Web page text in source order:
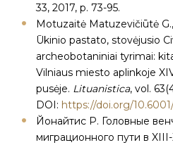
33, 2017, p. 73-95.
Motuzaitė Matuzevičiūtė
Ūkinio pastato, stovėjusio
archeobotaniniai tyrimai:
Vilniaus miesto aplinkoje
pusėje. Lituanistica, vol.
DOI: https://doi.org/
Йонайтис Р. Головные
миграционного пути в